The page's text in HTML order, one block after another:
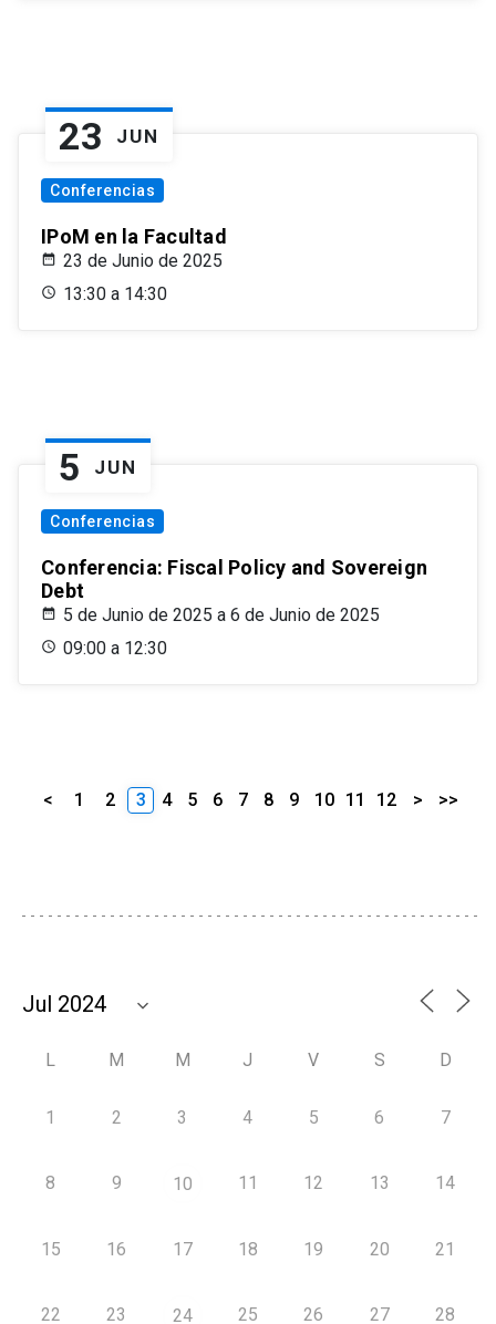
23 JUN
Conferencias
IPoM en la Facultad
23 de Junio de 2025
13:30 a 14:30
5 JUN
Conferencias
Conferencia: Fiscal Policy and Sovereign
Debt
5 de Junio de 2025 a 6 de Junio de 2025
09:00 a 12:30
< 1 2 3 4 5 6 7 8 9 10 11 12 > >>
L M M J V S D
1 2 3 4 5 6 7
8 9 10 11 12 13 14
15 16 17 18 19 20 21
22 23 24 25 26 27 28